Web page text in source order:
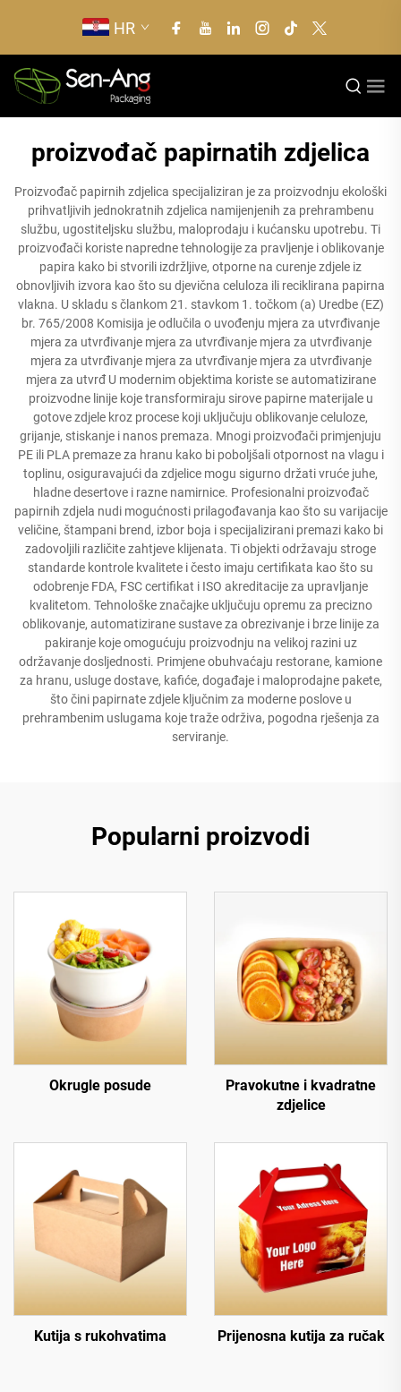
HR
proizvođač papirnatih zdjelica
Proizvođač papirnih zdjelica specijaliziran je za proizvodnju ekološki
prihvatljivih jednokratnih zdjelica namijenjenih za prehrambenu
službu, ugostiteljsku službu, maloprodaju i kućansku upotrebu. Ti
proizvođači koriste napredne tehnologije za pravljenje i oblikovanje
papira kako bi stvorili izdržljive, otporne na curenje zdjele iz
obnovljivih izvora kao što su djevična celuloza ili reciklirana papirna
vlakna. U skladu s člankom 21. stavkom 1. točkom (a) Uredbe (EZ)
br. 765/2008 Komisija je odlučila o uvođenju mjera za utvrđivanje
mjera za utvrđivanje mjera za utvrđivanje mjera za utvrđivanje
mjera za utvrđivanje mjera za utvrđivanje mjera za utvrđivanje
mjera za utvrđ U modernim objektima koriste se automatizirane
proizvodne linije koje transformiraju sirove papirne materijale u
gotove zdjele kroz procese koji uključuju oblikovanje celuloze,
grijanje, stiskanje i nanos premaza. Mnogi proizvođači primjenjuju
PE ili PLA premaze za hranu kako bi poboljšali otpornost na vlagu i
toplinu, osiguravajući da zdjelice mogu sigurno držati vruće juhe,
hladne desertove i razne namirnice. Profesionalni proizvođač
papirnih zdjela nudi mogućnosti prilagođavanja kao što su varijacije
veličine, štampani brend, izbor boja i specijalizirani premazi kako bi
zadovoljili različite zahtjeve klijenata. Ti objekti održavaju stroge
standarde kontrole kvalitete i često imaju certifikata kao što su
odobrenje FDA, FSC certifikat i ISO akreditacije za upravljanje
kvalitetom. Tehnološke značajke uključuju opremu za precizno
oblikovanje, automatizirane sustave za obrezivanje i brze linije za
pakiranje koje omogućuju proizvodnju na velikoj razini uz
održavanje dosljednosti. Primjene obuhvaćaju restorane, kamione
za hranu, usluge dostave, kafiće, događaje i maloprodajne pakete,
što čini papirnate zdjele ključnim za moderne poslove u
prehrambenim uslugama koje traže održiva, pogodna rješenja za
serviranje.
Popularni proizvodi
Okrugle posude
Pravokutne i kvadratne
zdjelice
Kutija s rukohvatima Prijenosna kutija za ručak